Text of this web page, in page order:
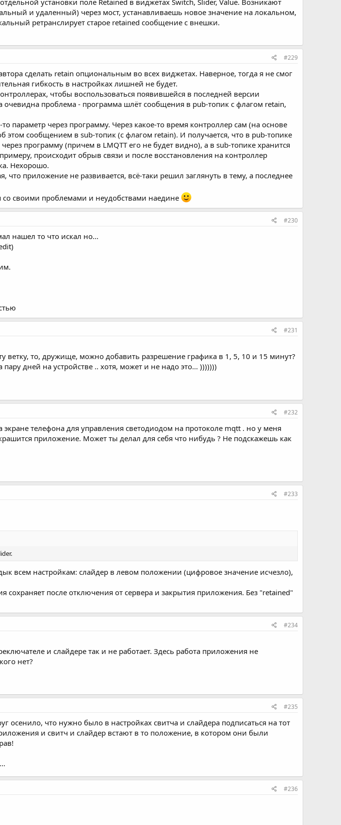
и удаленный) через мост, устанавливаешь новое значение на локальном,
ретранслирует старое retained сообщение с внешки.
#229
сделать retain опциональным во всех виджетах. Наверное, тогда я не смог
гибкость в настройках лишней не будет.
чтобы воспользоваться появившейся в последней версии
очевидна проблема - программа шлёт сообщения в pub-топик с флагом retain,
параметр через программу. Через какое-то время контроллер сам (на основе
этом сообщением в sub-топик (с флагом retain). И получается, что в pub-топике
программу (причем в LMQTT его не будет видно), а в sub-топике хранится
происходит обрыв связи и после восстановления на контроллер
Нехорошо.
приложение не развивается, всё-таки решил заглянуть в тему, а последнее
со своими проблемами и неудобствами наедине
#230
нашел то что искал но...
#231
ветку, то, дружище, можно добавить разрешение графика в 1, 5, 10 и 15 минут?
дней на устройстве .. хотя, может и не надо это... )))))))
#232
экране телефона для управления светодиодом на протоколе mqtt . но у меня
приложение. Может ты делал для себя что нибудь ? Не подскажешь как
#233
всем настройкам: слайдер в левом положении (цифровое значение исчезло),
сохраняет после отключения от сервера и закрытия приложения. Без "retained"
#234
и слайдере так и не работает. Здесь работа приложения не
нет?
#235
осенило, что нужно было в настройках свитча и слайдера подписаться на тот
и свитч и слайдер встают в то положение, в котором они были
#236